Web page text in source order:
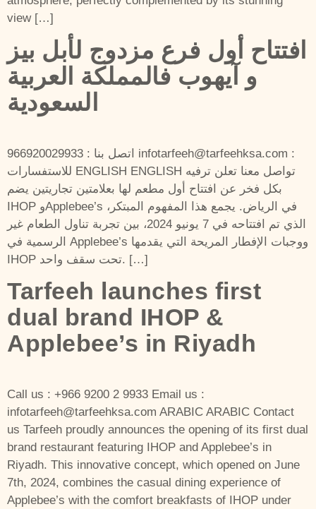
view […]
افتتاح أول فرع مزدوج لأبل بيز
و آيهوب فالمملكة العربية
السعودية
اتصل بنا : 966920029933 infotarfeeh@tarfeehksa.com :
للاستفسارات ENGLISH ENGLISH تواصل معنا تعلن ترفيه
بكل فخر عن افتتاح أول مطعم لها بعلامتين تجاريتين يضم
IHOP وApplebee’s في الرياض. يجمع هذا المفهوم المبتكر،
الذي تم افتتاحه في 7 يونيو 2024، بين تجربة تناول الطعام غير
الرسمية في Applebee’s ووجبات الإفطار المريحة التي يقدمها
IHOP تحت سقف واحد. […]
Tarfeeh launches first
dual brand IHOP &
Applebee’s in Riyadh
Call us : +966 9200 2 9933 Email us :
infotarfeeh@tarfeehksa.com ARABIC ARABIC Contact
us Tarfeeh proudly announces the opening of its first dual
brand restaurant featuring IHOP and Applebee’s in
Riyadh. This innovative concept, which opened on June
7th, 2024, combines the casual dining experience of
Applebee’s with the comfort breakfasts of IHOP under